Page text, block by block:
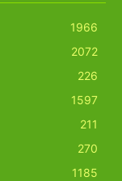
1966
2072
226
1597
211
270
1185